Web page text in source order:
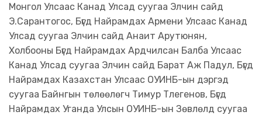
Монгол Улсаас Канад Улсад суугаа Элчин сайд
Э.Сарантогос, Бүгд Найрамдах Армени Улсаас Канад
Улсад суугаа Элчин сайд Анаит Арутюнян,
Холбооны Бүгд Найрамдах Ардчилсан Балба Улсаас
Канад Улсад суугаа Элчин сайд Барат Аж Падул, Бүгд
Найрамдах Казахстан Улсаас ОУИНБ-ын дэргэд
суугаа Байнгын төлөөлөгч Тимур Тлегенов, Бүгд
Найрамдах Уганда Улсын ОУИНБ-ын Зөвлөлд суугаа